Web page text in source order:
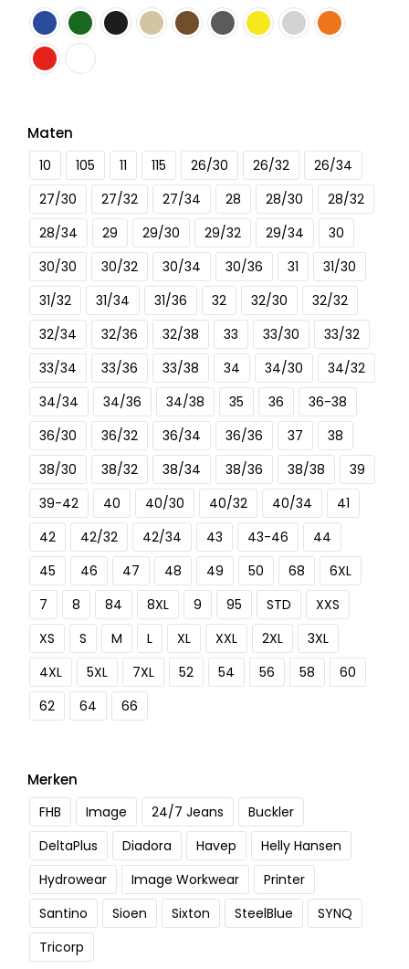
Maten
10 105 11 115 26/30 26/32
26/34
27/30
27/32 27/34 28 28/30
28/32
28/34
29 29/30 29/32 29/34
30
30/30
30/32 30/34 30/36 31
31/30
31/32
31/34 31/36 32 32/30
32/32
32/34
32/36 32/38 33 33/30
33/32
33/34
33/36 33/38 34 34/30
34/32
34/34
34/36 34/38 35 36
36-38
36/30
36/32 36/34 36/36 37
38
38/30
38/32 38/34 38/36 38/38
39
39-42
40 40/30 40/32 40/34
41
42
42/32 42/34 43 43-46
44
45
46 47 48 49 50 68
6XL
7
8 84 8XL 9 95 STD
XXS
XS
S M L XL XXL 2XL
3XL
4XL
5XL 7XL 52 54 56 58
60
62
64 66
Merken
FHB Image 24/7 Jeans
Buckler
DeltaPlus
Diadora Havep
Helly Hansen
Hydrowear
Image Workwear
Printer
Santino
Sioen Sixton SteelBlue
SYNQ
Tricorp